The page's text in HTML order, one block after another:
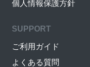
個人情報保護方針
SUPPORT
ご利用ガイド
よくある質問